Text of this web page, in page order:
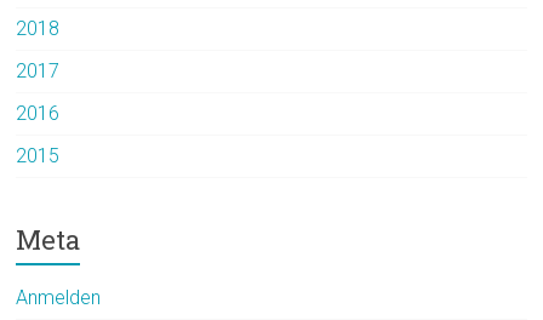
2018
2017
2016
2015
Meta
Anmelden